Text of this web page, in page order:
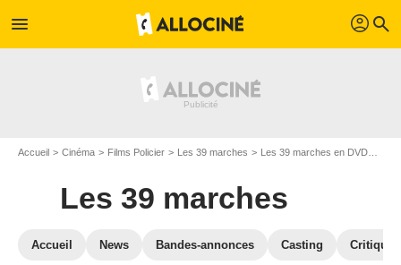
menu profil search
Accueil Cinéma Films Policier Les 39 marches Les 39 marches en DVD
Les 39 marches
Accueil News Bandes-annonces Casting